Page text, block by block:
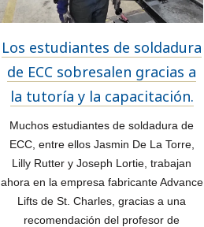
Los estudiantes de soldadura
de ECC sobresalen gracias a
la tutoría y la capacitación.
Muchos estudiantes de soldadura de
ECC, entre ellos Jasmin De La Torre,
Lilly Rutter y Joseph Lortie, trabajan
ahora en la empresa fabricante Advance
Lifts de St. Charles, gracias a una
recomendación del profesor de